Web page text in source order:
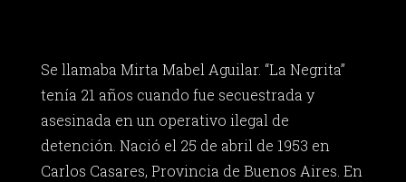
Se llamaba Mirta Mabel Aguilar. “La Negrita”
tenía 21 años cuando fue secuestrada y
asesinada en un operativo ilegal de
detención. Nació el 25 de abril de 1953 en
Carlos Casares, Provincia de Buenos Aires. En